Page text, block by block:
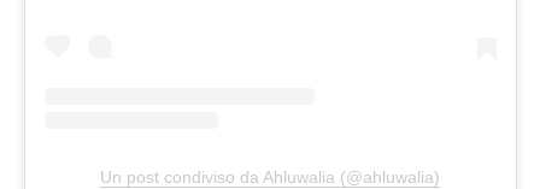
Un post condiviso da Ahluwalia (@ahluwalia)